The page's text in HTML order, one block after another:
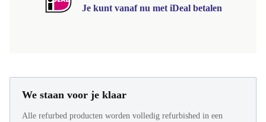
Je kunt vanaf nu met iDeal betalen
We staan voor je klaar
Alle refurbed producten worden volledig refurbished in een